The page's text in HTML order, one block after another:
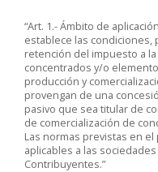
“Art. 1.- Ámbito de
establece las
retención del impuesto a
concentrados y/o
producción y
provengan de una
pasivo que sea titular de
de comercialización de
Las normas previstas en
aplicables a las
Contribuyentes.”